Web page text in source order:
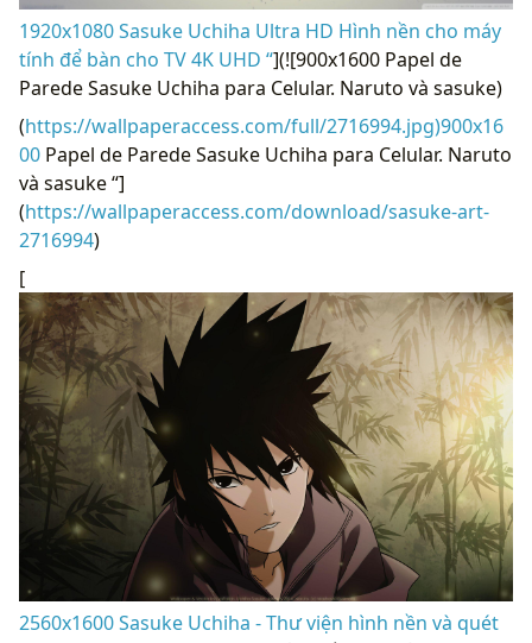
1920x1080 Sasuke Uchiha Ultra HD Hình nền cho máy
tính để bàn cho TV 4K UHD “](![900x1600 Papel de
Parede Sasuke Uchiha para Celular. Naruto và sasuke)
(https://wallpaperaccess.com/full/2716994.jpg)900x16
00 Papel de Parede Sasuke Uchiha para Celular. Naruto
và sasuke “]
(https://wallpaperaccess.com/download/sasuke-art-
2716994)
[
2560x1600 Sasuke Uchiha - Thư viện hình nền và quét